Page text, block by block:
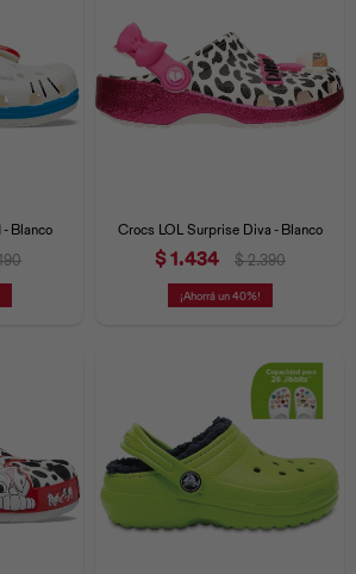
Blanco Crocs LOL Surprise Diva - Blanco
$1.434 $ 2.390
40